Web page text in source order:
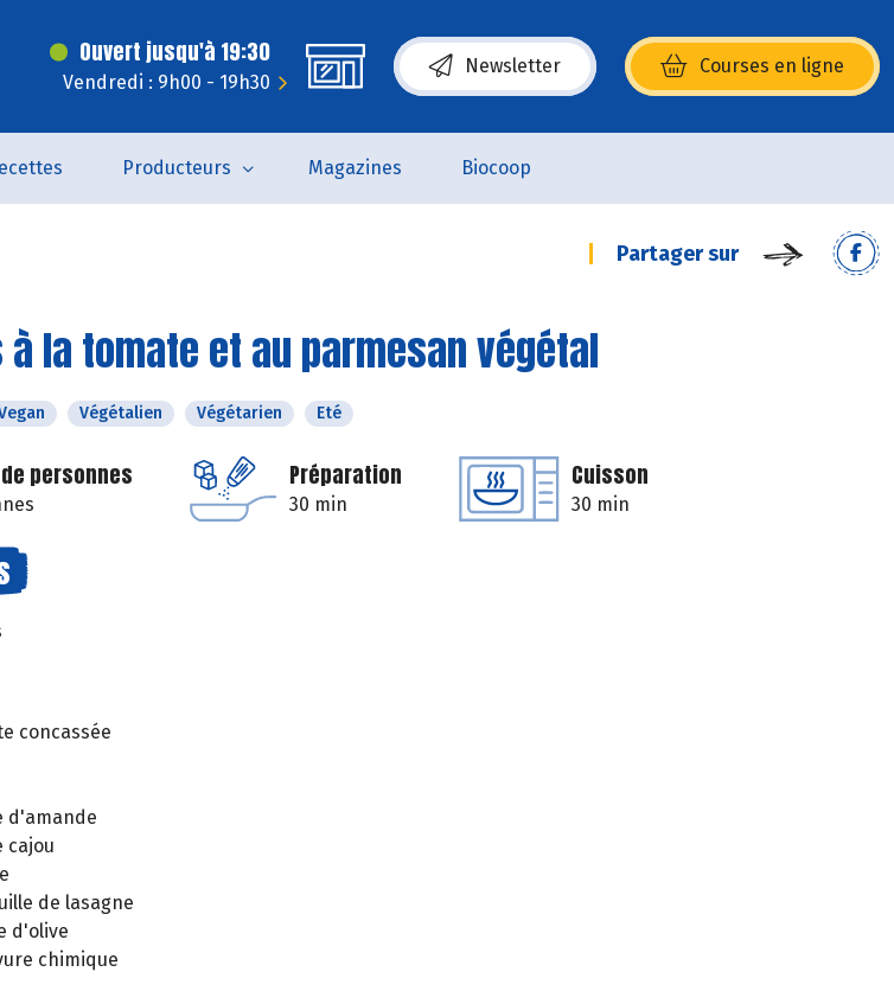
Ouvert jusqu'à 19:30
Vendredi : 9h00 - 19h30
Newsletter Courses en ligne
(s’ouvre dans une nouvelle fenêtre)
Producteurs Magazines Biocoop
Partager sur
à la tomate et au parmesan végétal
Végétalien Végétarien Eté
personnes Préparation
30 min
Cuisson
30 min
concassée
d'amande
cajou
de lasagne
d'olive
chimique